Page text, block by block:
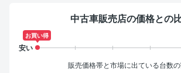
中古車販売店の価格との
お買い得
販売価格帯と市場に出ている台数